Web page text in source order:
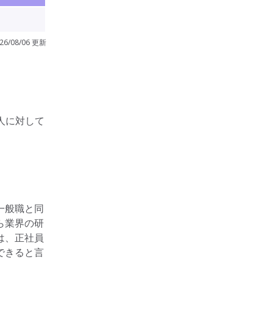
08/06 更新
に対して
般職と同
業界の研
、正社員
きると言